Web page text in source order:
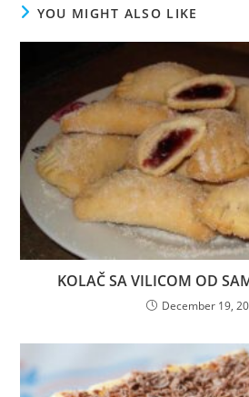
YOU MIGHT ALSO LIKE
KOLAČ SA VILICOM OD
December 19,